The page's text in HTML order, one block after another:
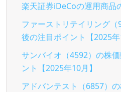
楽天証券iDeCoの運用商品
ファーストリテイリング
後の注目ポイント【2025年
サンバイオ（4592）の株
ント【2025年10月】
アドバンテスト（6857）